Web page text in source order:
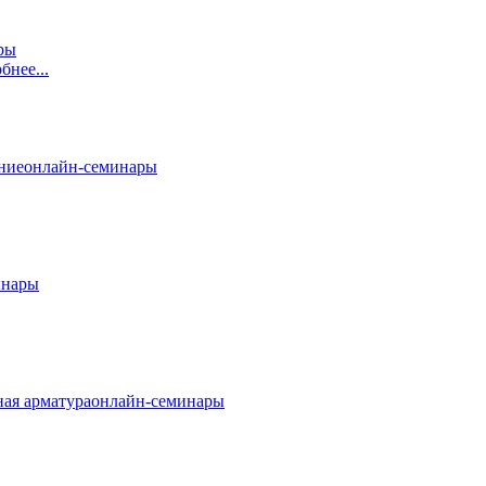
онлайн-семинары
арматураонлайн-семинары